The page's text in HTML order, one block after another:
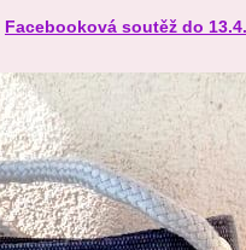
Facebooková soutěž do